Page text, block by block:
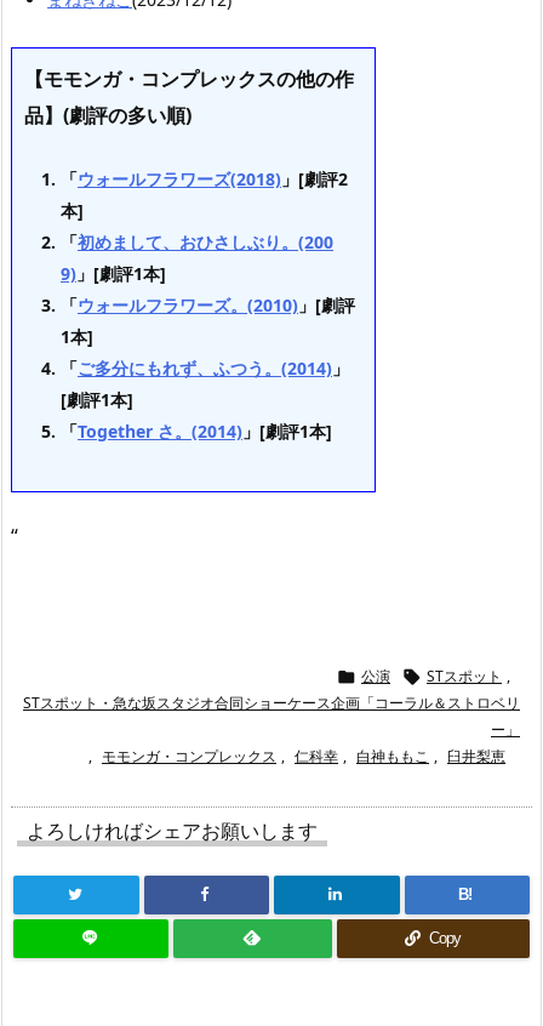
【モモンガ・コンプレックスの他の作
品】(劇評の多い順)
「ウォールフラワーズ(2018) 」[劇評2
本]
「初めまして、おひさしぶり。(200
9) 」[劇評1本]
「ウォールフラワーズ。(2010) 」[劇評
1本]
「ご多分にもれず、ふつう。(2014) 」
[劇評1本]
「Together さ。(2014) 」[劇評1本]
“
 公演  STスポット ,
STスポット・急な坂スタジオ合同ショーケース企画「コーラル＆ストロベリ
ー」
, モモンガ・コンプレックス , 仁科幸 , 白神ももこ , 臼井梨恵
よろしければシェアお願いします
B!
Copy